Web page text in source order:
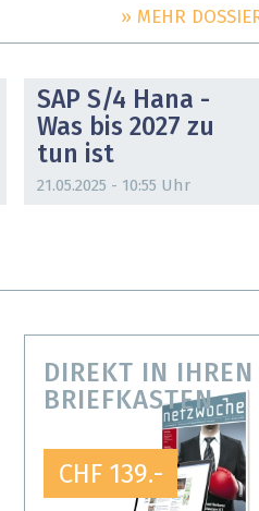
» MEHR
SAP S/4 Hana -
Was bis 2027 zu
tun ist
21.05.2025 - 10:55 Uhr
DIREKT IN IHREN
BRIEFKASTEN
CHF 139.-